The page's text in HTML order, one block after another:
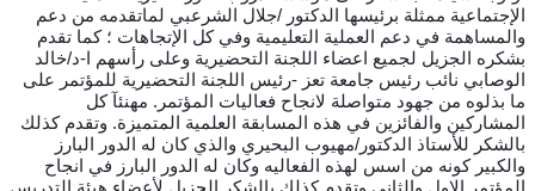
الإجتماعية ممثلة برئيسها الدكتور /جلال الشرعبي لماتقدمه من دعم
والمساهمة في دعم العملية التعليمية وفي كل الإتجاهات ؛ كما تقدم
بشكره الجزيل لجميع اعضاء اللجنة التحضيرية وعلى رأسهم ا-د/خالد
الوصابي نائب رئيس جامعة تعز -رئيس اللجنة التحضيرية للمؤتمر على
ما بذلوه من جهود متواصلة لانجاح فعاليات المؤتمر. مهنئآ كل
المشاركين والفائزين في هذه المسابقة العلمية المتميزة. وتقدم كذلك
بالشكر للأستاذ الدكتور/مهيوب البحيري والذي كان له الدور البارز
والكبير كونه من اسس لهذه الفعاليه وكان له الدور البارز في انجاح
المؤتمر الاول والثاني وتقدم كذلك بالشكر الجزيل لأعضاء هيئة التدريس